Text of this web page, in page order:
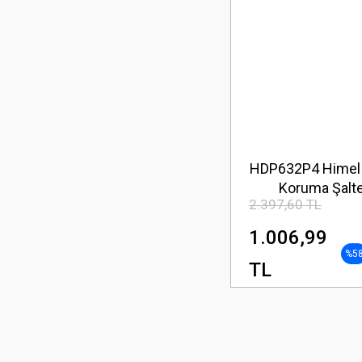
HDP632P4
Koruma
2.397,60 TL
1.006,99
TL
%58